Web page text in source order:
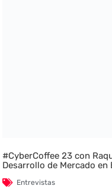
#CyberCoffee 23 con
Desarrollo de Mercado
Entrevistas